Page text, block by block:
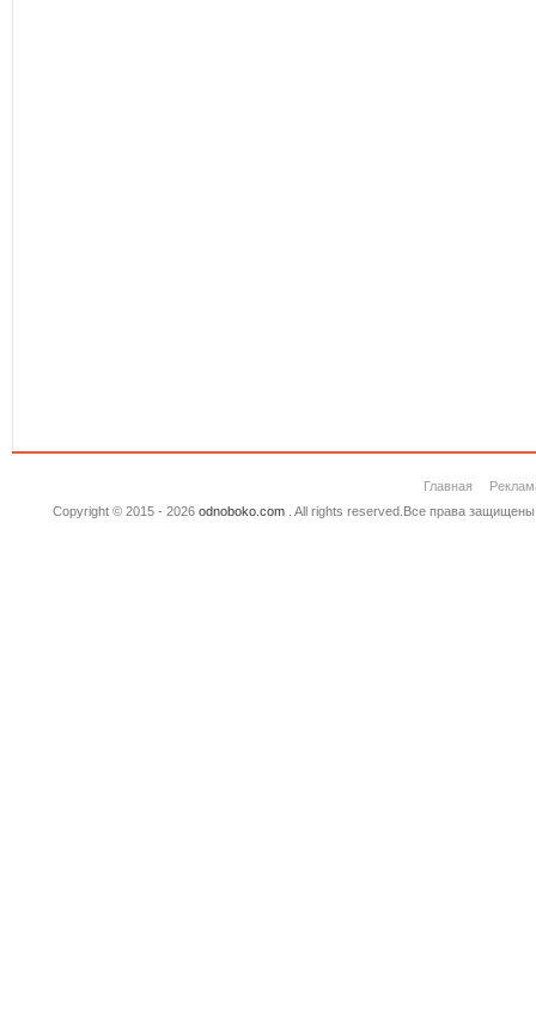
Главная
Copyright © 2015 - 2026 odnoboko.com. All rights reserved.Все права защищены.